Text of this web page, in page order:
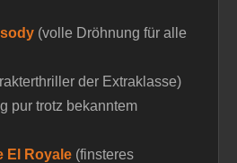
(volle Dröhnung für alle
der Extraklasse)
pur trotz bekanntem
El Royale (finsteres